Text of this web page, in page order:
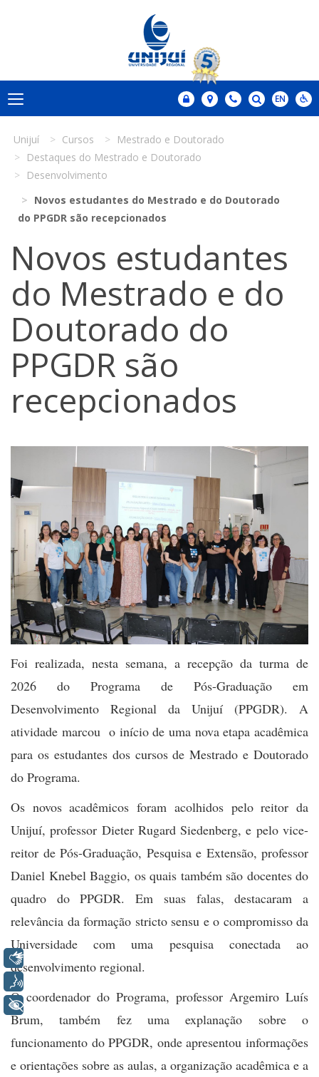
Unijuí Cursos
Mestrado e Doutorado
Destaques do Mestrado e Doutorado
Desenvolvimento
Novos estudantes do Mestrado e do Doutorado
do PPGDR são recepcionados
Novos estudantes
do Mestrado e do
Doutorado do
PPGDR são
recepcionados
Foi realizada, nesta semana, a recepção da turma de
2026 do Programa de Pós-Graduação em
Desenvolvimento Regional da Unijuí (PPGDR). A
atividade marcou o início de uma nova etapa acadêmica
para os estudantes dos cursos de Mestrado e Doutorado
do Programa.
Os novos acadêmicos foram acolhidos pelo reitor da
Unijuí, professor Dieter Rugard Siedenberg, e pelo vice-
reitor de Pós-Graduação, Pesquisa e Extensão, professor
Daniel Knebel Baggio, os quais também são docentes do
quadro do PPGDR. Em suas falas, destacaram a
relevância da formação stricto sensu e o compromisso da
Universidade com uma pesquisa conectada ao
desenvolvimento regional.
O coordenador do Programa, professor Argemiro Luís
Brum, também fez uma explanação sobre o
funcionamento do PPGDR, onde apresentou informações
e orientações sobre as aulas, a organização acadêmica e a
+ Acessibilidade